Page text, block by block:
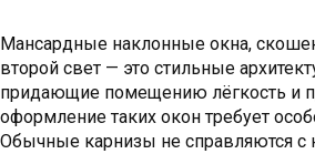
Мансардные наклонные окна,
второй свет — это стильные
придающие помещению лёгкость и
оформление таких окон требует
Обычные карнизы не справляются с